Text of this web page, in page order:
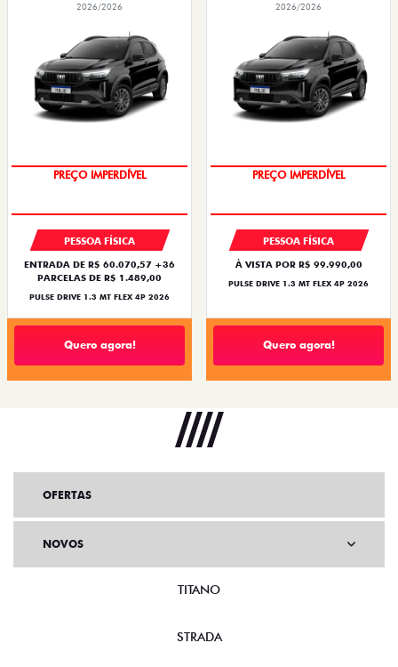
2026/2026
OPORTUNIDADE
PESSOA FÍSICA
ENTRADA DE R$ 60.070,57 +36
PARCELAS DE R$ 1.489,00
PULSE DRIVE 1.3 MT FLEX 4P 2026
Quero agora!
2026/2026
OPORTUNIDADE
PESSOA FÍSICA
À VISTA POR R$ 99.990,00
PULSE DRIVE 1.3 MT FLEX 4P 2026
Quero agora!
OFERTAS
NOVOS
TITANO
STRADA